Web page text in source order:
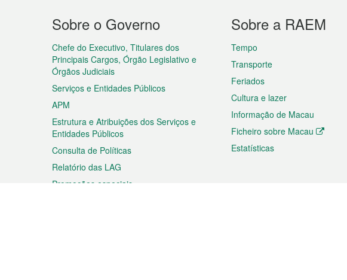
Menu
do
rodapé
Sobre o Governo
Chefe do Executivo, Titulares dos
Principais Cargos, Órgão Legislativo e
Órgãos Judiciais
Serviços e Entidades Públicos
APM
Estrutura e Atribuições dos Serviços e
Entidades Públicos
Consulta de Políticas
Relatório das LAG
Promoções especiais
Sobre a RAEM
Tempo
Transporte
Feriados
Cultura e lazer
Informação de Macau
Ficheiro sobre Macau
Estatísticas